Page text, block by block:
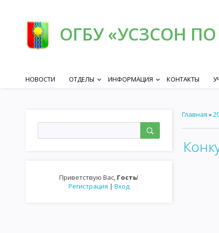
ОГБУ «УСЗСОН
НОВОСТИ ОТДЕЛЫ keyboard_arrow_down ИНФОРМАЦИЯ keyboard_arrow_down КОНТАКТЫ
Приветствую Вас, Гость!
Регистрация | Вход
Главная »